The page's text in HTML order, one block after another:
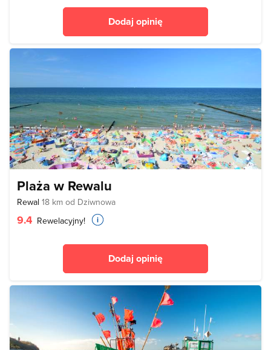
Dodaj opinię
Plaża w Rewalu
Rewal 18 km od Dziwnowa
9.4 Rewelacyjny!
Dodaj opinię